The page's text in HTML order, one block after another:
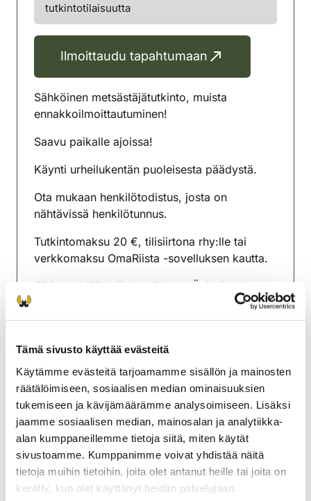
Tämä sivusto käyttää evästeitä
Käytämme evästeitä tarjoamamme sisällön ja mainosten
räätälöimiseen, sosiaalisen median ominaisuuksien
tukemiseen ja kävijämäärämme analysoimiseen. Lisäksi
jaamme sosiaalisen median, mainosalan ja analytiikka-
alan kumppaneillemme tietoja siitä, miten käytät
sivustoamme. Kumppanimme voivat yhdistää näitä
tietoja muihin tietoihin, joita olet antanut heille tai joita on
kerätty, kun olet käyttänyt heidän palvelujaan.
tutkintotilaisuutta
Ilmoittaudu tapahtumaan
Sähköinen metsästäjätutkinto, muista
ennakkoilmoittautuminen!
Saavu paikalle ajoissa!
Käynti urheilukentän puoleisesta päädystä.
Ota mukaan henkilötodistus, josta on
nähtävissä henkilötunnus.
Tutkintomaksu 20 €, tilisiirtona rhy:lle tai
verkkomaksu OmaRiista -sovelluksen kautta.
TEE ILMOITTAUTUMINEN YLLÄ OLEVAN
PAINIKKEEN KAUTTA! (riista.fi tapahtumahaku
sivuston kautta) Suosittelemme Oma riista -
tabletti, läppäri). Huolehdi siitä, että laitteen
akku on täyteen ladattu ja että käytössä on
toimiva verkkoyhteys.
Voit tehdä kokeen myös paperisena, mutta
suosimme ensisijaisesti sähköistä versiota.
Pyhtään riistanhoitoyhdistys